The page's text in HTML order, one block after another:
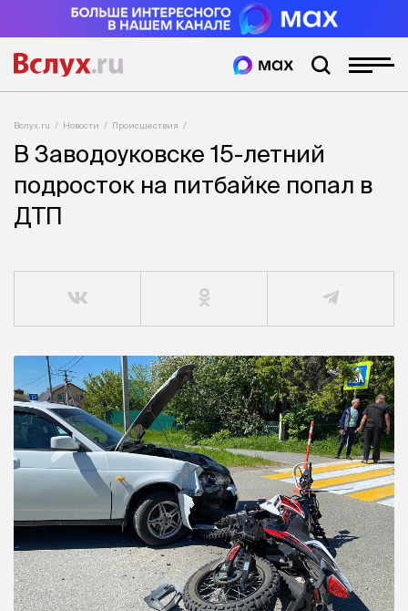
Вслух.ru Новости Происшествия
В Заводоуковске 15-летний
подросток на питбайке попал в
ДТП